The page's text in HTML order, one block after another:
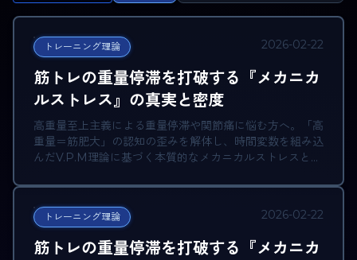
トレーニング理論 2026-02-22
筋トレの重量停滞を打破する『メカニカ
ルストレス』の真実と密度
高重量至上主義による重量停滞や関節痛に悩む方へ。「高
重量＝筋肥大」の認知の歪みを解体し、時間変数を組み込
んだV.P.M理論に基づく本質的なメカニカルストレスと
トレーニング理論 2026-02-22
筋トレの重量停滞を打破する『メカニカ